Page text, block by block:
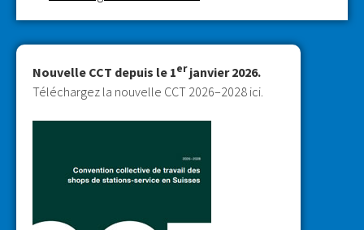
Nouvelle CCT depuis le 1erjanvier 2026.
Téléchargez la nouvelle CCT 2026–2028 ici.